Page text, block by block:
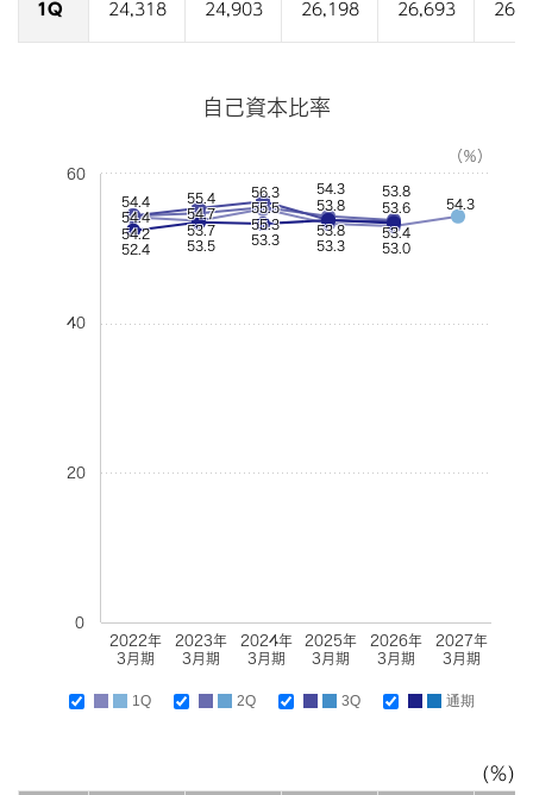
1Q 24,318 24,903 26,198 26,693
自己資本比率
2022年
3月期
2023年
3月期
2024年
3月期
2025年
3月期
2026年
3月期
2027年
3月期
0
20
40
60
（％）
54.2 53.7
55.3
53.3
53.0
54.3
54.4
54.7
55.5
54.3
53.8
54.4
55.4
56.3
53.8
53.6
52.4 53.5 53.3
53.8 53.4
1Q 2Q 3Q 通期
(％)